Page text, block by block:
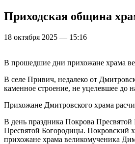
Приходская община
18 октября 2025 — 15:16
В прошедшие дни прихожане храма
В селе Привич, недалеко от
каменное строение, не уцелевшее до
Прихожане Дмитровского храма
В день праздника Покрова
Пресвятой Богородицы. Покровский
прихожане храма великомученика